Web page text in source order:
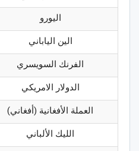
اليورو
الين الياباني
الفرنك السويسري
الدولار الامريكي
العملة الأفغانية (أفغاني)
الليك الألباني